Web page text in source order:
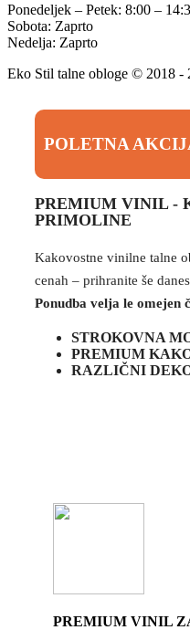
Ponedeljek – Petek: 8:00 –
Sobota: Zaprto
Nedelja: Zaprto
Eko Stil talne obloge © 2018 -
POLETNA
PREMIUM VINIL -
PRIMOLINE
Kakovostne vinilne talne
cenah – prihranite še
Ponudba velja le omejen
STROKOVNA
PREMIUM
RAZLIČNI
PREMIUM VINIL